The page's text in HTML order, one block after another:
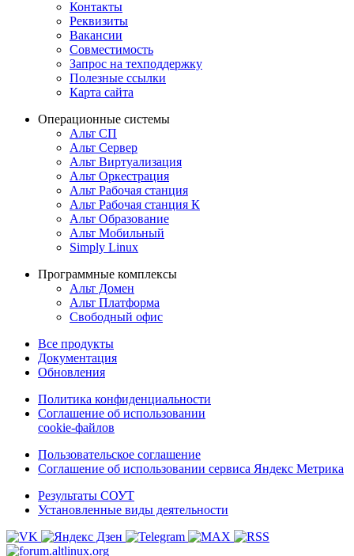
Контакты
Реквизиты
Вакансии
Совместимость
Запрос на техподдержку
Полезные ссылки
Карта сайта
Операционные системы
Альт СП
Альт Сервер
Альт Виртуализация
Альт Оркестрация
Альт Рабочая станция
Альт Рабочая станция К
Альт Образование
Альт Мобильный
Simply Linux
Программные комплексы
Альт Домен
Альт Платформа
Свободный офис
Все продукты
Документация
Обновления
Политика конфиденциальности
Соглашение об использовании
cookie-файлов
Пользовательское соглашение
Соглашение об использовании сервиса Яндекс Метрика
Результаты СОУТ
Установленные виды деятельности